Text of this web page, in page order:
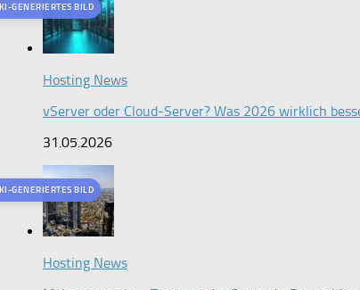
GENERIERTES BILD
Hosting News
vServer oder Cloud-Server? Was 2026 wirklich
31.05.2026
GENERIERTES BILD
Hosting News